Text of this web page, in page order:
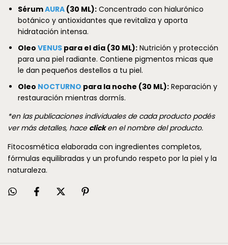
SérumAURA (30 ML): Concentrado con hialurónico
botánico y antioxidantes que revitaliza y aporta
hidratación intensa.
Oleo VENUS para el día (30 ML): Nutrición y protección
para una piel radiante. Contiene pigmentos micas que
le dan pequeños destellos a tu piel.
Oleo NOCTURNO para la noche (30 ML): Reparación y
restauración mientras dormís.
*en las publicaciones individuales de cada producto podés
ver más detalles, hace clicken el nombre del producto.
Fitocosmética elaborada con ingredientes completos,
fórmulas equilibradas y un profundo respeto por la piel y la
naturaleza.